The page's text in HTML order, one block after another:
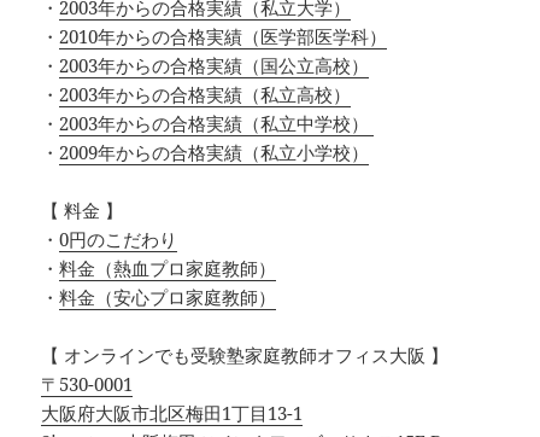
・ 2003年からの合格実績（私立大学）
・ 2010年からの合格実績（医学部医学科）
・ 2003年からの合格実績（国公立高校）
・ 2003年からの合格実績（私立高校）
・ 2003年からの合格実績（私立中学校）
・ 2009年からの合格実績（私立小学校）
【 料金 】
・0円のこだわり
・料金（熱血プロ家庭教師）
・料金（安心プロ家庭教師）
【 オンラインでも受験塾家庭教師オフィス大阪 】
〒530-0001
大阪府大阪市北区梅田1丁目13-1